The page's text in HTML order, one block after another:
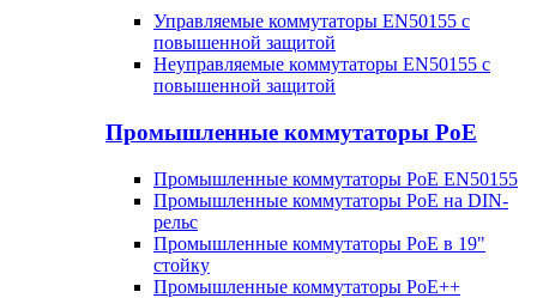
Управляемые коммутаторы EN50155 с
повышенной защитой
Неуправляемые коммутаторы EN50155 с
повышенной защитой
Промышленные коммутаторы PoE
Промышленные коммутаторы PoE EN50155
Промышленные коммутаторы PoE на DIN-
рельс
Промышленные коммутаторы PoE в 19"
стойку
Промышленные коммутаторы PoE++